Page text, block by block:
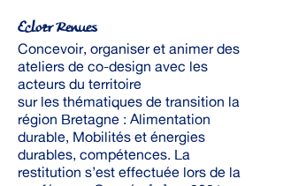
Eclozr Renues
Concevoir, organiser et animer des
ateliers de co-design avec les
acteurs du territoire
sur les thématiques de transition la
région Bretagne : Alimentation
durable, Mobilités et énergies
durables, compétences. La
restitution s’est effectuée lors de la